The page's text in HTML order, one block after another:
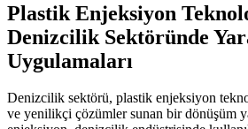
Plastik Enjeksiyon
Denizcilik Sektöründe
Uygulamaları
Denizcilik sektörü, plastik enjeksiyon
ve yenilikçi çözümler sunan bir dönüşüm